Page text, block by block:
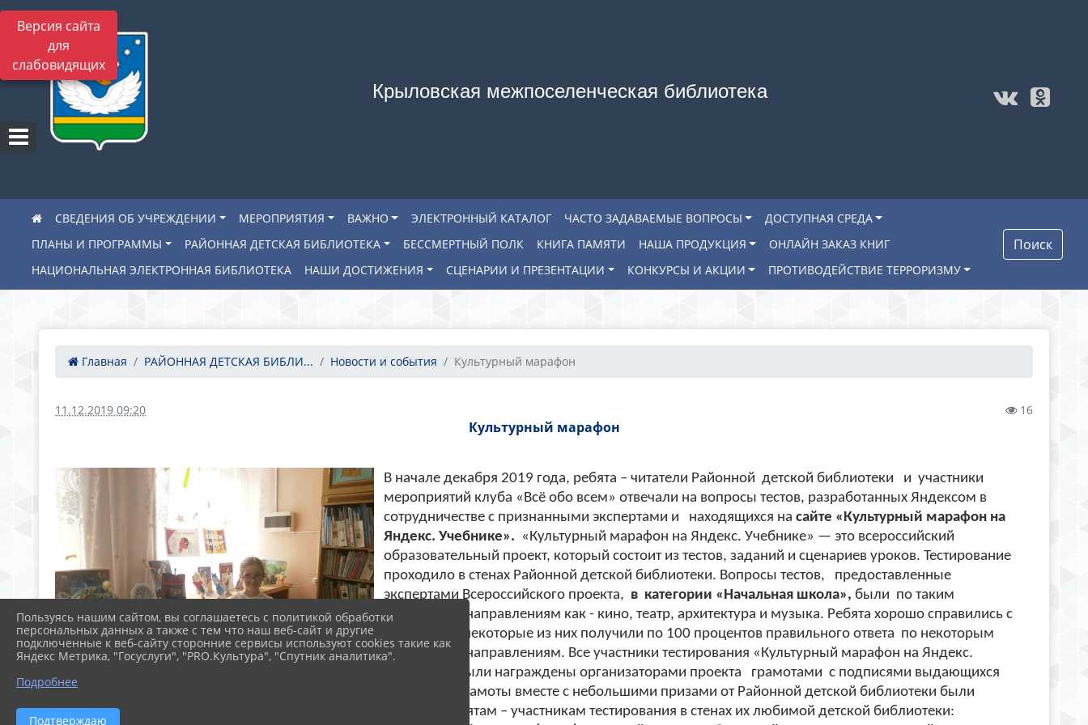
Версия сайта
для
слабовидящих
Крыловская межпоселенческая библиотека
СВЕДЕНИЯ ОБ УЧРЕЖДЕНИИ МЕРОПРИЯТИЯ ВАЖНО ЭЛЕКТРОННЫЙ КАТАЛОГ ЧАСТО ЗАДАВАЕМЫЕ ВОПРОСЫ
ДОСТУПНАЯ СРЕДА
ПЛАНЫ И ПРОГРАММЫ
РАЙОННАЯ ДЕТСКАЯ БИБЛИОТЕКА БЕССМЕРТНЫЙ ПОЛК КНИГА ПАМЯТИ НАША ПРОДУКЦИЯ
ОНЛАЙН ЗАКАЗ КНИГ
НАЦИОНАЛЬНАЯ ЭЛЕКТРОННАЯ БИБЛИОТЕКА
НАШИ ДОСТИЖЕНИЯ СЦЕНАРИИ И ПРЕЗЕНТАЦИИ КОНКУРСЫ И АКЦИИ ПРОТИВОДЕЙСТВИЕ ТЕРРОРИЗМУ
Поиск
Главная РАЙОННАЯ ДЕТСКАЯ БИБЛИ... Новости и события Культурный марафон
11.12.2019 09:20 16
Культурный марафон
В начале декабря 2019 года, ребята – читатели Районной детской библиотеки и участники
мероприятий клуба «Всё обо всем» отвечали на вопросы тестов, разработанных Яндексом в
сотрудничестве с признанными экспертами и находящихся на сайте «Культурный марафон на
Яндекс. Учебнике». «Культурный марафон на Яндекс. Учебнике» — это всероссийский
образовательный проект, который состоит из тестов, заданий и сценариев уроков. Тестирование
проходило в стенах Районной детской библиотеки. Вопросы тестов, предоставленные
экспертами Всероссийского проекта, в категории «Начальная школа», были по таким
культурным направлениям как - кино, театр, архитектура и музыка. Ребята хорошо справились с
заданиями, некоторые из них получили по 100 процентов правильного ответа по некоторым
культурным направлениям. Все участники тестирования «Культурный марафон на Яндекс.
Учебнике» были награждены организаторами проекта грамотами с подписями выдающихся
экспертов. Грамоты вместе с небольшими призами от Районной детской библиотеки были
вручены ребятам – участникам тестирования в стенах их любимой детской библиотеки:
Пользуясь нашим сайтом, вы соглашаетесь с политикой обработки
персональных данных а также с тем что наш веб-сайт и другие
подключенные к веб-сайту сторонние сервисы используют cookies такие как
Яндекс Метрика, "Госуслуги", "PRO.Культура", "Спутник аналитика".
Подробнее
Подтверждаю